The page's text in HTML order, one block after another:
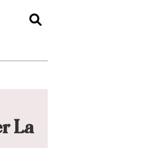
La